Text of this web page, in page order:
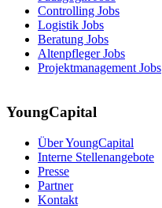
Controlling Jobs
Logistik Jobs
Beratung Jobs
Altenpfleger Jobs
Projektmanagement Jobs
YoungCapital
Über YoungCapital
Interne Stellenangebote
Presse
Partner
Kontakt